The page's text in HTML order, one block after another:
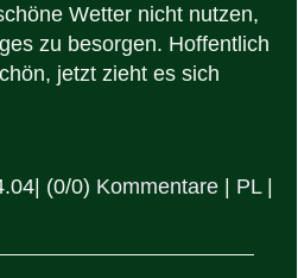
Wetter nicht nutzen,
zu besorgen. Hoffentlich
jetzt zieht es sich
| (0/0) Kommentare | PL|